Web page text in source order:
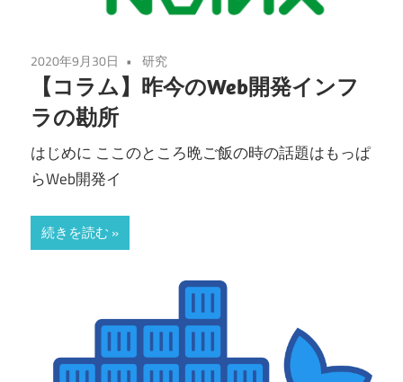
2020年9月30日 研究
【コラム】昨今のWeb開発インフ
ラの勘所
はじめに ここのところ晩ご飯の時の話題はもっぱ
らWeb開発イ
続きを読む